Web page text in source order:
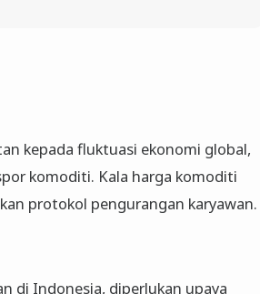
kepada fluktuasi ekonomi global,
komoditi. Kala harga komoditi
protokol pengurangan karyawan.
di Indonesia, diperlukan upaya